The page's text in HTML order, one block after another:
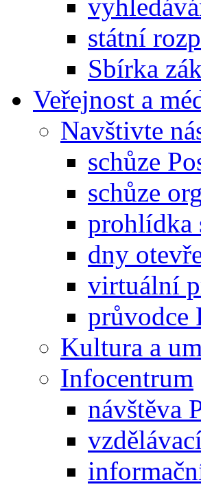
státní
Sbírka
Veřejnost a
Navštivte
schůze
schůze
prohlídka
dny
virtuální
průvodce
Kultura a
Infocentrum
návštěva